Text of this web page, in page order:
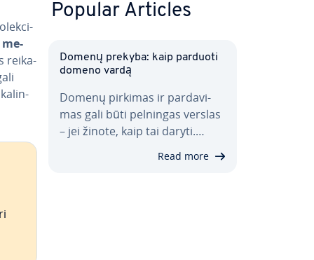
me­
rei­ka­
Popular Articles
Domenų prekyba: kaip parduoti
domeno vardą
Domenų pirkimas ir par­da­vi­
mas gali būti pelningas verslas
– jei žinote, kaip tai daryti.…
Read more